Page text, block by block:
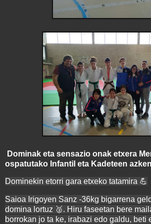
Dominak eta sensazio onak etxera
ospatutako Infantil eta Kadeteen
Dominekin etorri gara etxeko tatamira 💪
Saioa Irigoyen Sanz -36kg bigarrena
domina lortuz 🥈. Hiru faseetan bere
borrokan jo ta ke, irabazi edo galdu, beti